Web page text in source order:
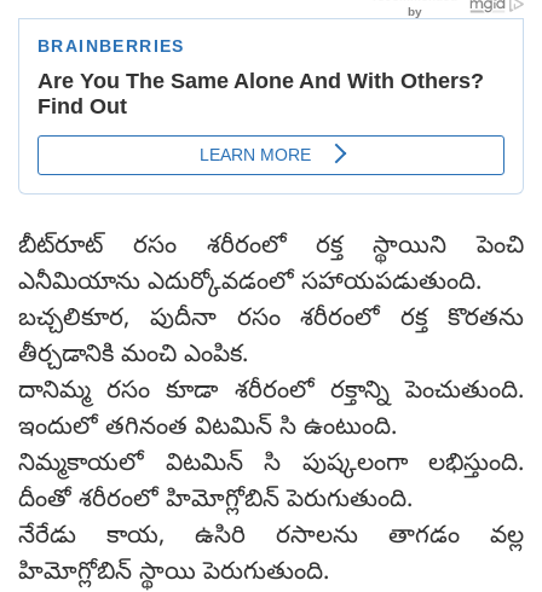
బీట్‌రూట్ రసం శరీరంలో రక్త స్థాయిని పెంచి
ఎనీమియాను ఎదుర్కోవడంలో సహాయపడుతుంది.
బచ్చలికూర, పుదీనా రసం శరీరంలో రక్త కొరతను
తీర్చడానికి మంచి ఎంపిక.
దానిమ్మ రసం కూడా శరీరంలో రక్తాన్ని పెంచుతుంది.
ఇందులో తగినంత విటమిన్ సి ఉంటుంది.
నిమ్మకాయలో విటమిన్ సి పుష్కలంగా లభిస్తుంది.
దీంతో శరీరంలో హిమోగ్లోబిన్ పెరుగుతుంది.
నేరేడు కాయ, ఉసిరి రసాలను తాగడం వల్ల
హిమోగ్లోబిన్ స్థాయి పెరుగుతుంది.